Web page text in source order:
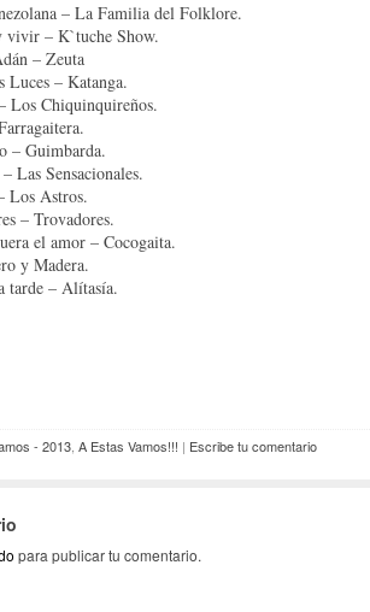
– La Familia del Folklore.
vivir – K`tuche Show.
– Zeuta
Luces – Katanga.
Los Chiquinquireños.
– Guimbarda.
Las Sensacionales.
Los Astros.
– Trovadores.
el amor – Cocogaita.
y Madera.
tarde – Alítasía.
- 2013 A Estas Vamos!!! | Escribe tu comentario
para publicar tu comentario.